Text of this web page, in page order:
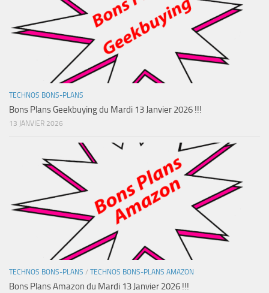
TECHNOS BONS-PLANS
Bons Plans Geekbuying du Mardi 13 Janvier 2026 !!!
13 JANVIER 2026
TECHNOS BONS-PLANS / TECHNOS BONS-PLANS AMAZON
Bons Plans Amazon du Mardi 13 Janvier 2026 !!!